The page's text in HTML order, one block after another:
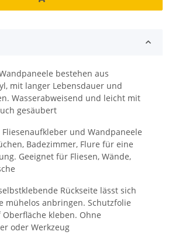
bestehen aus
mit langer Lebensdauer und
Wasserabweisend und leicht mit
gesäubert
Fliesenaufkleber und Wandpaneele
Badezimmer, Flure für eine
Geeignet für Fliesen, Wände,
Rückseite lässt sich
mühelos anbringen. Schutzfolie
kleben. Ohne
oder Werkzeug